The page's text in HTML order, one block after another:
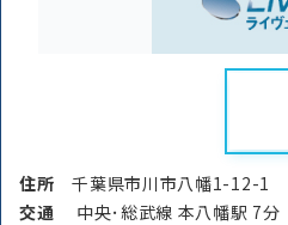
住所千葉県市川市八幡1-
交通
中央･総武線 本八幡駅 7分